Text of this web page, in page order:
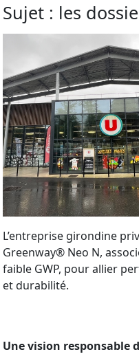
Sujet : les
L’entreprise girondine
Greenway® Neo N,
faible GWP, pour allier
et durabilité.
Une vision responsable